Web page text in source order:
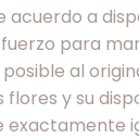
a
para
al
y su
exactamente